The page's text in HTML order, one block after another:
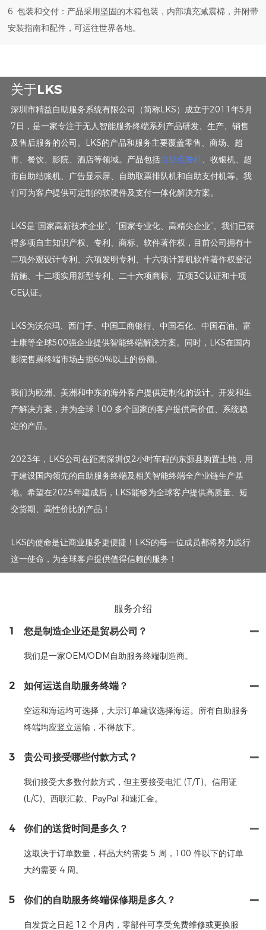
6. 包装和交付：产品采用坚固的木箱包装，内部填充减震棉，并附带
安装指南和配件，可运往世界各地。
关于LKS
深圳市精益自助服务系统有限公司（简称LKS）成立于2011年5月
7日，是一家专注于无人智能服务终端系列产品研发、生产、销售
及售后服务的公司。LKS的产品和服务主要覆盖零售、商场、超
市、餐饮、影院、酒店等领域。产品包括自助点餐机、收银机、超
市自助结账机、广告显示屏、自助取票排队机和自助支付机等。我
们可为客户提供可定制的软硬件及支付一体化解决方案。
LKS是“国家高新技术企业”、“国家专业化、高精尖企业”。我们已获
得多项自主知识产权、专利、商标、软件著作权，目前公司拥有十
二项外观设计专利、六项发明专利、十六项计算机软件著作权登记
措施、十二项实用新型专利、二十六项商标、五项3C认证和十项
CE认证。
LKS为沃尔玛、西门子、中国工商银行、中国石化、中国石油、富
士康等全球500强企业提供智能终端解决方案。同时，LKS在国内
影院售票终端市场占据60%以上的份额。
我们为欧洲、美洲和中东的海外客户提供定制化的设计、开发和生
产解决方案，并为全球 100 多个国家的客户提供高价值、系统稳
定的产品。
2023年，LKS公司在距离深圳仅2小时车程的东源县购置土地，用
于建设国内领先的自助服务终端及相关智能终端全产业链生产基
地。希望在2025年建成后，LKS能够为全球客户提供高质量、短
交货期、高性价比的产品！
LKS的使命是让商业服务更便捷！LKS的每一位成员都将努力践行
这一使命，为全球客户提供值得信赖的服务！
服务介绍
1
您是制造企业还是贸易公司？
我们是一家OEM/ODM自助服务终端制造商。
2 如何运送自助服务终端？
空运和海运均可选择，大宗订单建议选择海运。所有自助服务
终端均应竖立运输，不得放下。
3 贵公司接受哪些付款方式？
我们接受大多数付款方式，但主要接受电汇 (T/T)、信用证
(L/C)、西联汇款、PayPal 和速汇金。
4 你们的送货时间是多久？
这取决于订单数量，样品大约需要 5 周，100 件以下的订单
大约需要 4 周。
5 你们的自助服务终端保修期是多久？
自发货之日起 12 个月内，零部件可享受免费维修或更换服